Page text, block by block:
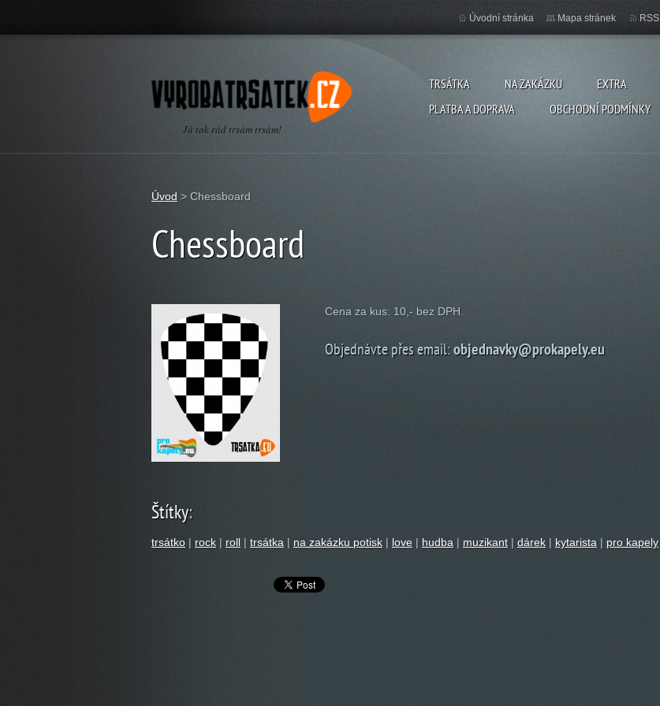
Já tak rád trsám trsám!
TRSÁTKA NA ZAKÁZKU EXTRA
PLATBA A DOPRAVA
OBCHODNÍ PODMÍNKY
Úvodní stránka Mapa stránek RSS
Úvod > Chessboard
Chessboard
Cena za kus: 10,- bez DPH.
Objednávte přes email:objednavky@prokapely.eu
Štítky:
trsátko | rock | roll | trsátka | na zakázku potisk | love | hudba | muzikant | dárek | kytarista | pro kapely